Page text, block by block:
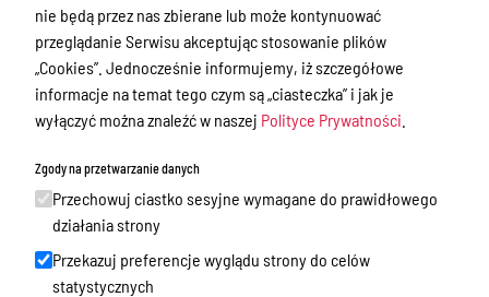
Zamówienia Publiczne
Tablica ogłoszeń
Dyżury Aptek w Powiecie Ostródzkim
Akty Prawne
Rejestry, ewidencje i archiwa
Budżet
nie będą przez nas zbierane lub może kontynuować
przeglądanie Serwisu akceptując stosowanie plików
„Cookies”. Jednocześnie informujemy, iż szczegółowe
informacje na temat tego czym są „ciasteczka” i jak je
wyłączyć można znaleźć w naszej Polityce Prywatności
Zgody na przetwarzanie danych
Przechowuj ciastko sesyjne wymagane do prawidłowego
działania strony
Przekazuj preferencje wyglądu strony do celów
statystycznych